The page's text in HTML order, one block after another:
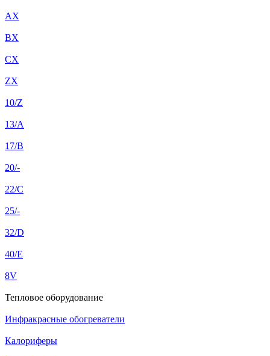
AX
BX
CX
ZX
10/Z
13/A
17/B
20/-
22/C
25/-
32/D
40/E
8V
Тепловое оборудование
Инфракрасные обогреватели
Калориферы